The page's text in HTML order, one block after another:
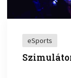
eSports